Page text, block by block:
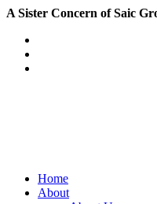
A Sister Concern of Saic
Home
About